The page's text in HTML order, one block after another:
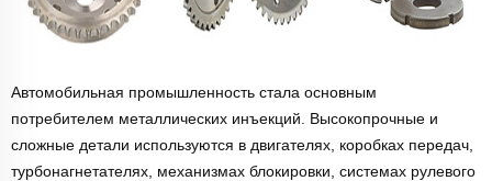
Автомобильная промышленность стала основным
потребителем металлических инъекций. Высокопрочные и
сложные детали используются в двигателях, коробках передач,
турбонагнетателях, механизмах блокировки, системах рулевого